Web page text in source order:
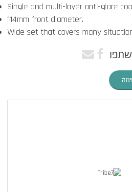
Single and multi-layer anti-glare
114mm front diameter.
Wide set that covers many
שתפו